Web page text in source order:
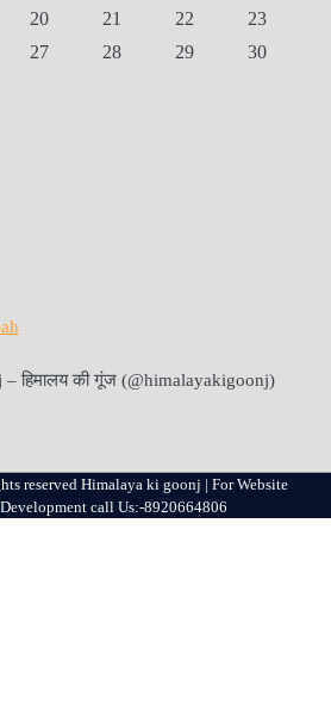
20 21 22
23
27 28 29
30
हिमालय की गूंज (@himalayakigoonj)
reserved Himalaya ki goonj | For Website
call Us:-8920664806